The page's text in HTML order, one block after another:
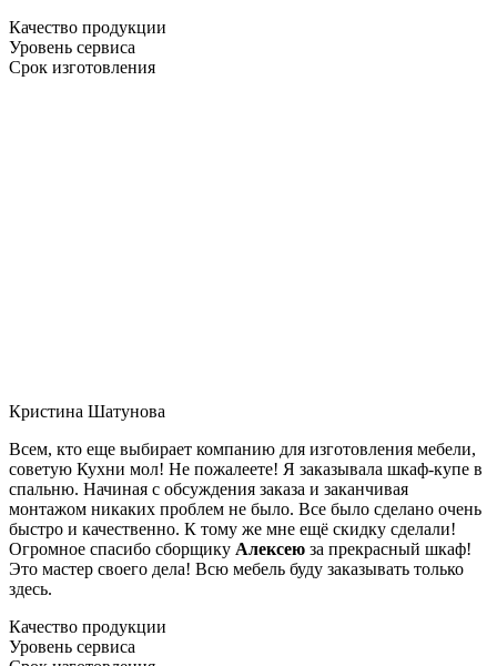
Качество продукции
Уровень сервиса
Срок изготовления
Кристина Шатунова
Всем, кто еще выбирает компанию для изготовления мебели,
советую Кухни мол! Не пожалеете! Я заказывала шкаф-купе в
спальню. Начиная с обсуждения заказа и заканчивая
монтажом никаких проблем не было. Все было сделано очень
быстро и качественно. К тому же мне ещё скидку сделали!
Огромное спасибо сборщику Алексею за прекрасный шкаф!
Это мастер своего дела! Всю мебель буду заказывать только
здесь.
Качество продукции
Уровень сервиса